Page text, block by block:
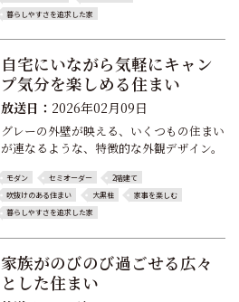
暮らしやすさを追求した家
自宅にいながら気軽にキャン
プ気分を楽しめる住まい
放送日： 2026年02月09日
グレーの外壁が映える、いくつもの住まい
が連なるような、特徴的な外観デザイン。
モダン セミオーダー
2階建て
吹抜けのある住まい
大黒柱
家事を楽しむ
暮らしやすさを追求した家
家族がのびのび過ごせる広々
とした住まい